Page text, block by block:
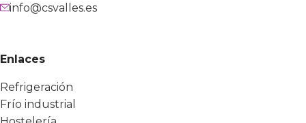
info@csvalles.es
Enlaces
Refrigeración
Frío industrial